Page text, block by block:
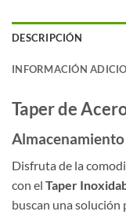
DESCRIPCIÓN
INFORMACIÓN
Taper de
Disfruta de la
con el Taper
buscan una solución